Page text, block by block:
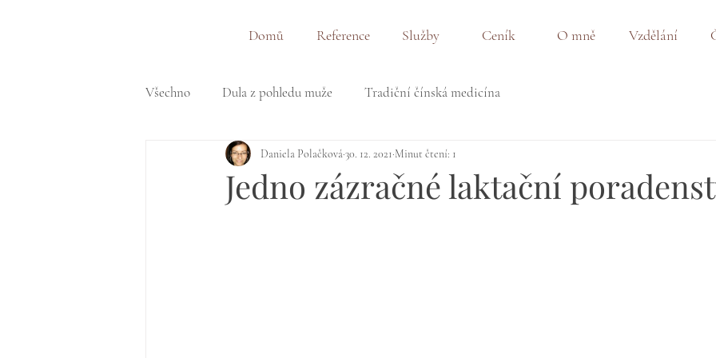
Domů Reference Služby Ceník O mně Vzdělání
Všechno Dula z pohledu muže Tradiční čínská medicína
Jedno zázračné laktační
Daniela Polačková30. 12. 2021 Minut čtení: 1